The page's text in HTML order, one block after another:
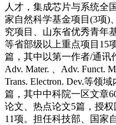
人才，集成芯片与系统全
家自然科学基金项目(3项)
究项目、山东省优秀青年
等省部级以上重点项目15
篇，其中以第一作者/通讯
Adv. Mater. 、Adv. Funct.
Trans. Electron. Dev.等领
篇，其中中科院一区文章
论文、热点论文5篇，授
11项。担任科技部、国家